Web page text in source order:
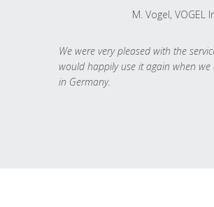
M. Vogel, VOGEL
We were very pleased with the
would happily use it again when we
in Germany.